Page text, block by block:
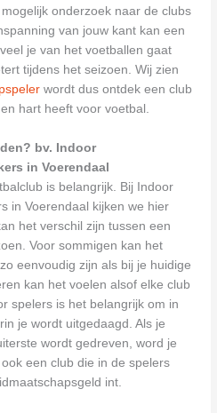
onderzoek naar de clubs
van jouw kant kan een
je van het voetballen gaat
tijdens het seizoen. Wij zien
wordt dus ontdek een club
hart heeft voor voetbal.
bv. Indoor
in Voerendaal
is belangrijk. Bij Indoor
in Voerendaal kijken we hier
het verschil zijn tussen een
Voor sommigen kan het
eenvoudig zijn als bij je huidige
kan het voelen alsof elke club
spelers is het belangrijk om in
je wordt uitgedaagd. Als je
wordt gedreven, word je
een club die in de spelers
int.